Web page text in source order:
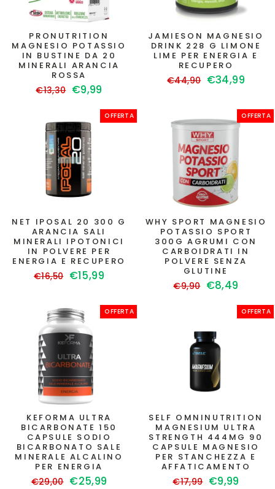
PRONUTRITION
MAGNESIO POTASSIO
IN BUSTINE DA 20
MINERALI ARANCIA
ROSSA
Prezzo
€13,30 Prezzo
€9,99
JAMIESON MAGNESIO
DRINK 228 G LIMONE
LIME PER ENERGIA E
RECUPERO
Prezzo
€44,90 Prezzo
€34,99
OFFERTA
NET IPOSAL 20 300 G
ARANCIA SALI
MINERALI IPOTONICI
IN POLVERE PER
ENERGIA E RECUPERO
Prezzo
€16,50 Prezzo
€15,99
OFFERTA
WHY SPORT MAGNESIO
POTASSIO SPORT
300G AGRUMI CON
CARBOIDRATI IN
POLVERE SENZA
GLUTINE
Prezzo
€9,90 Prezzo
€8,49
OFFERTA
KEFORMA ULTRA
BICARBONATE 150
CAPSULE SODIO
BICARBONATO SALE
MINERALE ALCALINO
PER ENERGIA
Prezzo
€29,00 Prezzo
€25,99
OFFERTA
SELF OMNINUTRITION
MAGNESIUM ULTRA
STRENGTH 444MG 90
CAPSULE MAGNESIO
PER STANCHEZZA E
AFFATICAMENTO
Prezzo
€17,99 Prezzo
€9,99